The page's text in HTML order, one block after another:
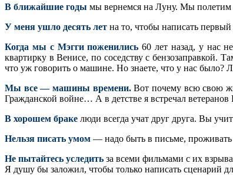
В ближайшие годы мы вернемся на Луну. Мы полетим
У меня ушло десять лет на то, чтобы написать первый
Когда мы с Мэгги поженились 60 лет назад, у нас
квартирку в Венисе, по соседству с бензозаправкой.
что уж говорить о машине. Но знаете, что у нас было?
Мы все — машины времени.Вот почему всю свою
Гражданской войне… А в детстве я встречал
В хорошем браке люди всегда учат друг друга. Вы
Нельзя писать умом — надо быть в письме,
Не пытайтесь уследить за всеми фильмами с их
Я душу бы заложил, чтобы только написать сценарий